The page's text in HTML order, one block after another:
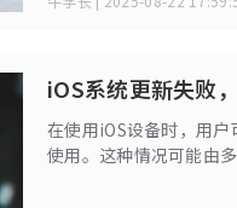
iOS系统更新失败
在使用iOS设备时，用
使用。这种情况可能由